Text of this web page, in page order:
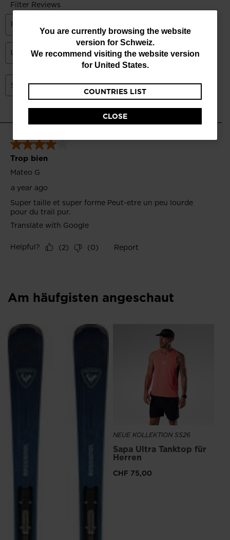
You
are
website
version
for
Schweiz
We
recommend
visiting
the
version
States.
You are currently browsing the website
version for Schweiz.
We recommend visiting the website version
for United States.
COUNTRIES LIST
CLOSE
Am häufgisten angeschaut
NEUE KOLLEKTION SS26
Sapa Ultra Tanktop für
Herren
CHF 75,00